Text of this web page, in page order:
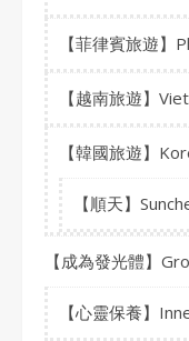
【菲律賓旅遊】
【越南旅遊】
【韓國旅遊】
【順天】
【成為發光體】
【心靈保養】